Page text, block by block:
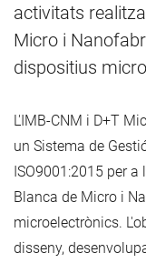
activitats
Micro i
dispositius
L'IMB-CNM i D+T
un Sistema de
ISO9001:2015 per
Blanca de Micro i
microelectrònics.
disseny,